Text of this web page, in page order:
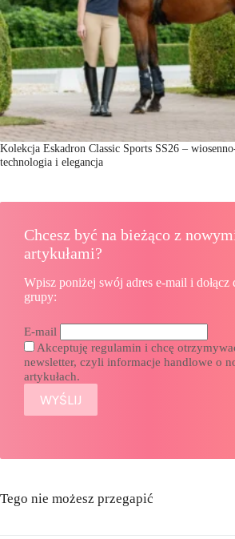
Kolekcja Eskadron Classic Sports SS26 –
technologia i elegancja
Chcesz być na bieżąco z
artykułami?
Wpisz poniżej swój adres e-mail i dołącz
grupy:
E-mail
Akceptuję regulamin i chcę
newsletter, czyli informacje handlowe o
artykułach.
Tego nie możesz przegapić